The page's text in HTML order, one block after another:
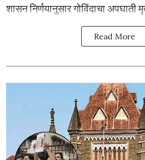
शासन निर्णयानुसार गोविंदाचा अपघाती
Read More